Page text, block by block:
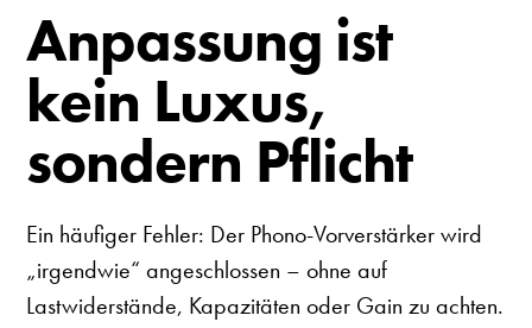
Anpassung ist
kein Luxus,
sondern Pflicht
Ein häufiger Fehler: Der Phono-Vorverstärker wird
„irgendwie“ angeschlossen – ohne auf
Lastwiderstände, Kapazitäten oder Gain zu achten.